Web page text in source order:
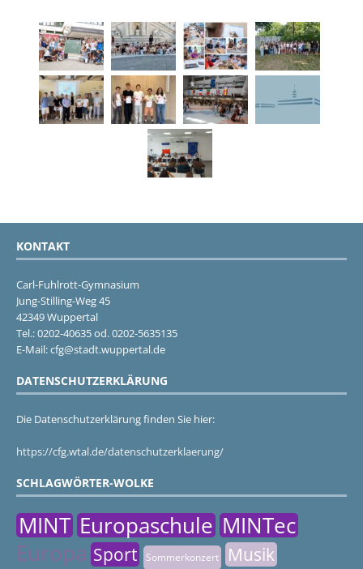
KONTAKT
Carl-Fuhlrott-Gymnasium
Jung-Stilling-Weg 45
42349 Wuppertal
Tel.: 0202-40635 od. 0202-5635135
E-Mail: cfg@stadt.wuppertal.de
DATENSCHUTZERKLÄRUNG
Die Datenschutzerklärung finden Sie hier:
https://cfg.wtal.de/datenschutzerklaerung/
SCHLAGWÖRTER-WOLKE
MINT Europaschule MINTec
Europa Sport Sommerkonzert Musik